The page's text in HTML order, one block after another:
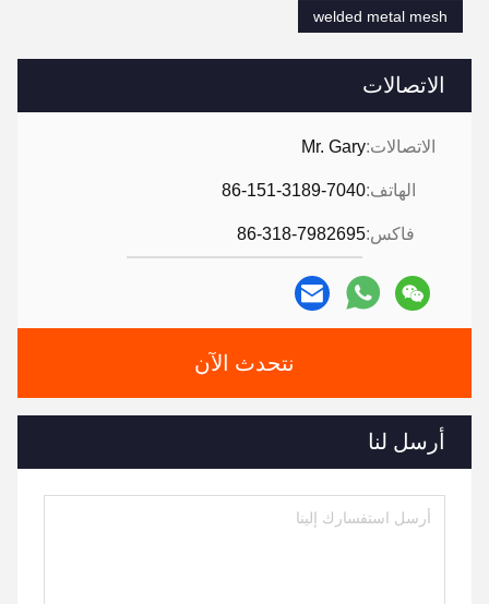
الاتصالات
الاتصالات:Mr. Gary
الهاتف:86-151-3189-7040
فاكس:86-318-7982695
نتحدث الآن
أرسل لنا
welded metal mesh